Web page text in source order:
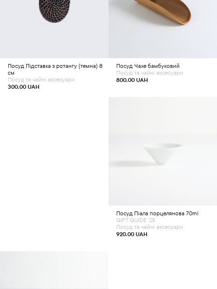
Додати в кошик
Посуд Підставка з ротангу (темна) 8
см
300.00 UAH
Посуд та чайні аксесуари
Додати в кошик
Посуд Чахе бамбуковий
800.00 UAH
Посуд та чайні аксесуари
Посуд Піала порцелянова 70ml
920.00 UAH
GIFT GUIDE '25
Посуд та чайні аксесуари